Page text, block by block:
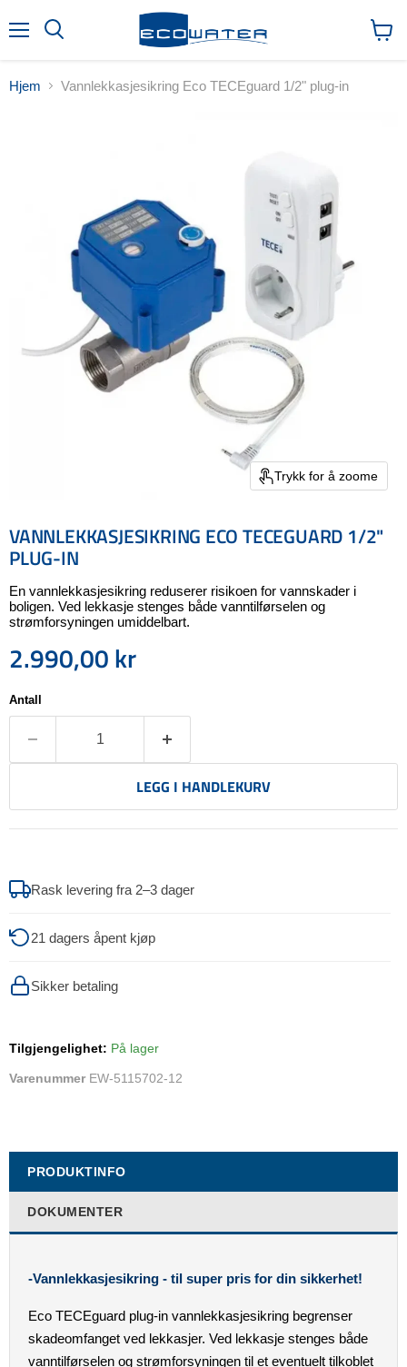
Hjem Vannlekkasjesikring Eco TECEguard 1/2" plug-in
Trykk for å zoome
VANNLEKKASJESIKRING ECO TECEGUARD 1/2"
PLUG-IN
En vannlekkasjesikring reduserer risikoen for vannskader i
boligen. Ved lekkasje stenges både vanntilførselen og
strømforsyningen umiddelbart.
Nåværende pris
2.990,00 kr
Antall
LEGG I HANDLEKURV
Rask levering fra 2–3 dager
21 dagers åpent kjøp
Sikker betaling
Tilgjengelighet: På lager
Varenummer EW-5115702-12
PRODUKTINFO
DOKUMENTER
-Vannlekkasjesikring - til super pris for din sikkerhet!
Eco TECEguard plug-in vannlekkasjesikring begrenser
skadeomfanget ved lekkasjer. Ved lekkasje stenges både
vanntilførselen og strømforsyningen til et eventuelt tilkoblet